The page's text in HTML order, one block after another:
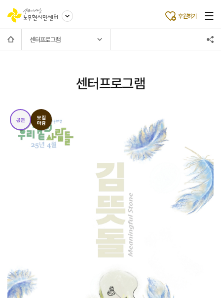
후원하기
센터프로그램
센터프로그램
공연
모집
마감